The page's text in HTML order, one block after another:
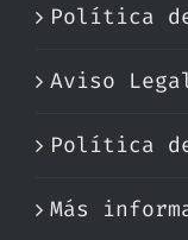
Política
Aviso
Política
Más